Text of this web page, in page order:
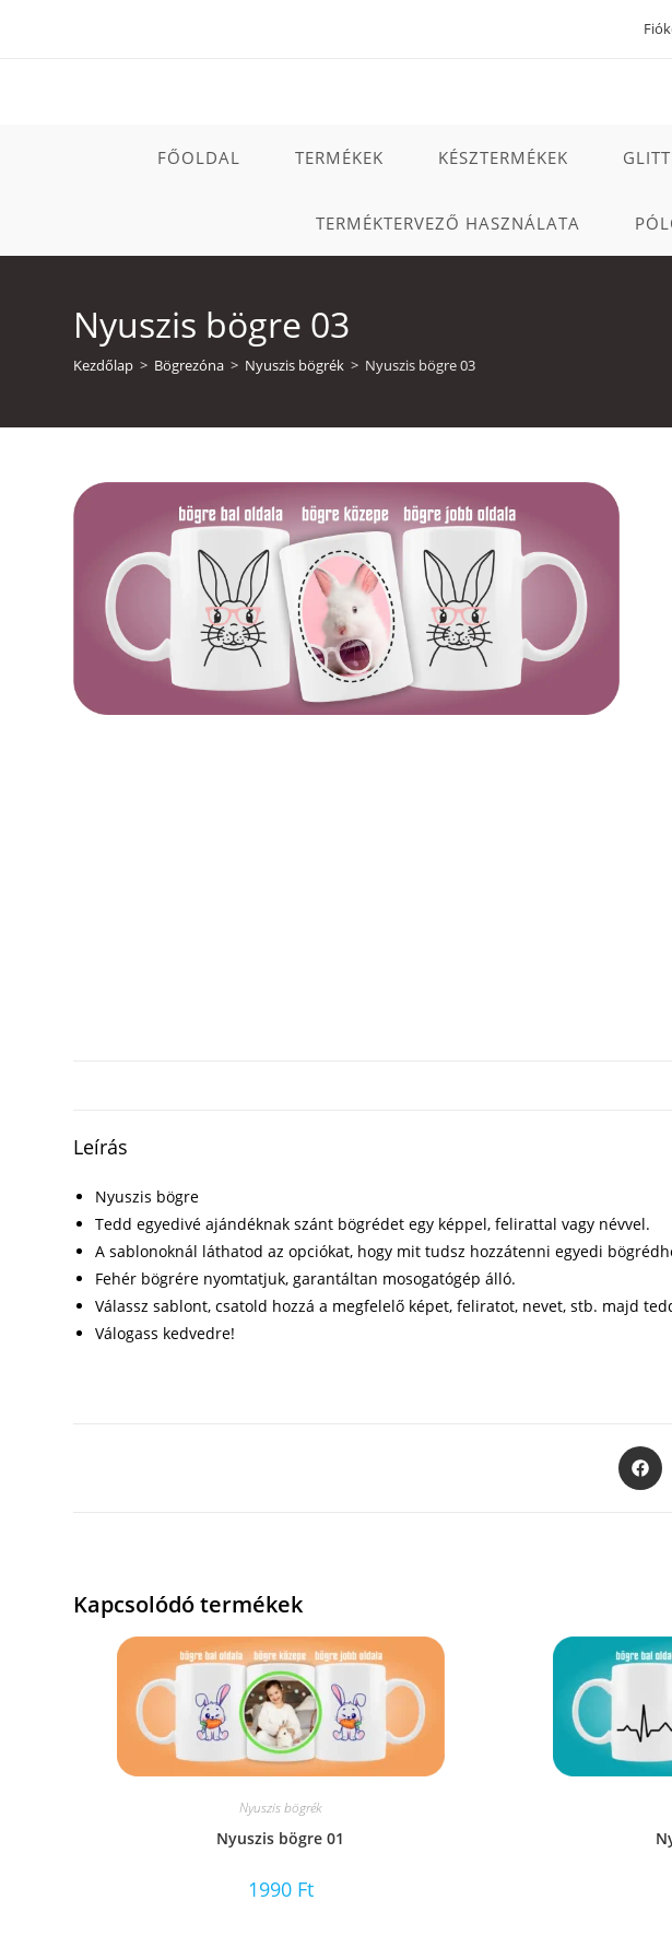
FŐOLDAL TERMÉKEK KÉSZTERMÉKEK
TERMÉKTERVEZŐ HASZNÁLATA
Nyuszis bögre 03
Kezdőlap > Bögrezóna > Nyuszis bögrék > Nyuszis bögre 03
Leírás
Nyuszis bögre
Tedd egyedivé ajándéknak szánt bögrédet egy képpel, felirattal vagy névvel.
A sablonoknál láthatod az opciókat, hogy mit tudsz hozzátenni egyedi
Fehér bögrére nyomtatjuk, garantáltan mosogatógép álló.
Válassz sablont, csatold hozzá a megfelelő képet, feliratot, nevet, stb. majd
Válogass kedvedre!
Opens
in
Kapcsolódó termékek
Nyuszis bögrék
Nyuszis bögre 01
1990 Ft